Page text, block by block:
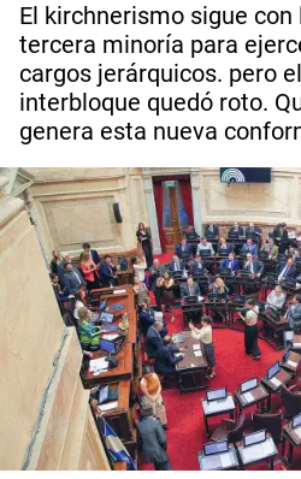
El kirchnerismo sigue con
tercera minoría para
cargos jerárquicos. pero
interbloque quedó roto.
genera esta nueva